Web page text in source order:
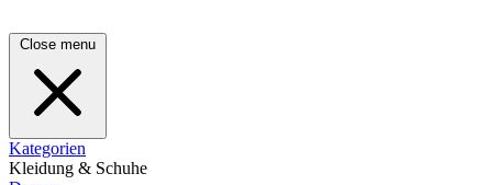
Close menu
Kategorien
Kleidung & Schuhe